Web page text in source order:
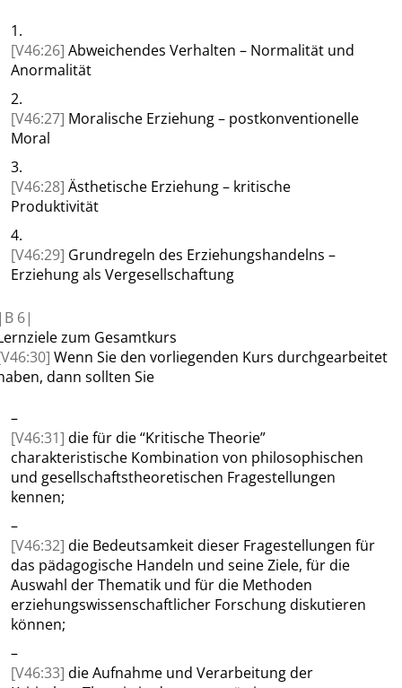
1.
[V46:26] Abweichendes Verhalten – Normalität und
Anormalität
2.
[V46:27] Moralische Erziehung – postkonventionelle
Moral
3.
[V46:28] Ästhetische Erziehung – kritische
Produktivität
4.
[V46:29] Grundregeln des Erziehungshandelns –
Erziehung als Vergesellschaftung
B6|
zum Gesamtkurs
Wenn Sie den vorliegenden Kurs durchgearbeitet
dann sollten Sie
–
[V46:31] die für die“Kritische Theorie”
charakteristische Kombination von philosophischen
und gesellschaftstheoretischen Fragestellungen
kennen;
–
[V46:32] die Bedeutsamkeit dieser Fragestellungen für
das pädagogische Handeln und seine Ziele, für die
Auswahl der Thematik und für die Methoden
erziehungswissenschaftlicher Forschung diskutieren
können;
–
[V46:33] die Aufnahme und Verarbeitung der